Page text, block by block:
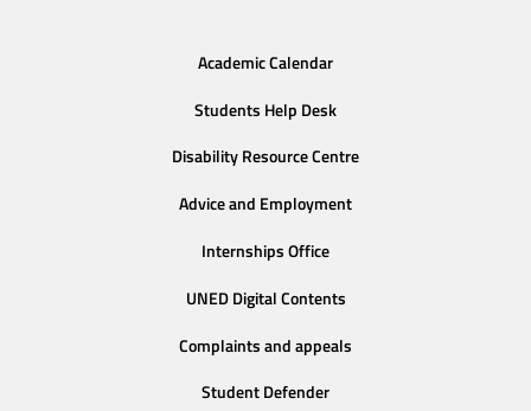
Academic Calendar
Students Help Desk
Disability Resource Centre
Advice and Employment
Internships Office
UNED Digital Contents
Complaints and appeals
Student Defender